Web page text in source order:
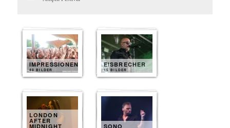
IMPRESSIONEN
40 BILDER
EISBRECHER
15 BILDER
LONDON
AFTER
MIDNIGHT SONO